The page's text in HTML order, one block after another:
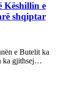
Këshillin e
shqiptar
e Butelit ka
ka gjithsej…